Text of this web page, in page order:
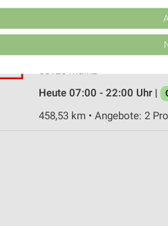
Haifa-Allee 1
55128 Mainz
Heute 07:00 - 22:00 Uhr |
458,53 km • Angebote: 2
reduzierter Daten zur Auswahl von
Profilen für personalisierte Werbung
Profilen zur Personalisierung von